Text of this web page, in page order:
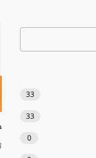
33
33
0